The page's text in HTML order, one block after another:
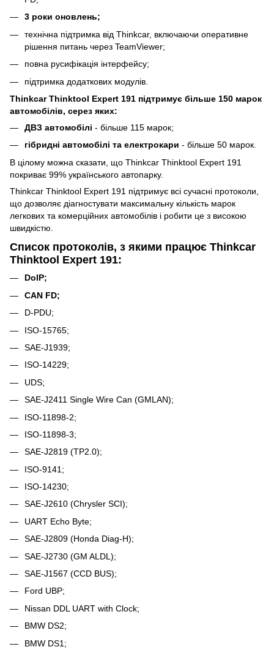
3 роки оновлень;
технічна підтримка від Thinkcar, включаючи оперативне
рішення питань через TeamViewer;
повна русифікація інтерфейсу;
підтримка додаткових модулів.
Thinkcar Thinktool Expert 191 підтримує більше 150 марок
автомобілів, серез яких:
ДВЗ автомобілі - більше 115 марок;
гібридні автомобілі та електрокари - більше 50 марок.
В цілому можна сказати, що Thinkcar Thinktool Expert 191
покриває 99% українського автопарку.
Thinkcar Thinktool Expert 191 підтримує всі сучасні протоколи,
що дозволяє діагностувати максимальну кількість марок
легкових та комерційних автомобілів і робити це з високою
швидкістю.
Список протоколів, з якими працює Thinkcar
Thinktool Expert 191:
DoIP;
CAN FD;
D-PDU;
ISO-15765;
SAE-J1939;
ISO-14229;
UDS;
SAE-J2411 Single Wire Can (GMLAN);
ISO-11898-2;
ISO-11898-3;
SAE-J2819 (TP2.0);
ISO-9141;
ISO-14230;
SAE-J2610 (Chrysler SCI);
UART Echo Byte;
SAE-J2809 (Honda Diag-H);
SAE-J2730 (GM ALDL);
SAE-J1567 (CCD BUS);
Ford UBP;
Nissan DDL UART with Clock;
BMW DS2;
BMW DS1;